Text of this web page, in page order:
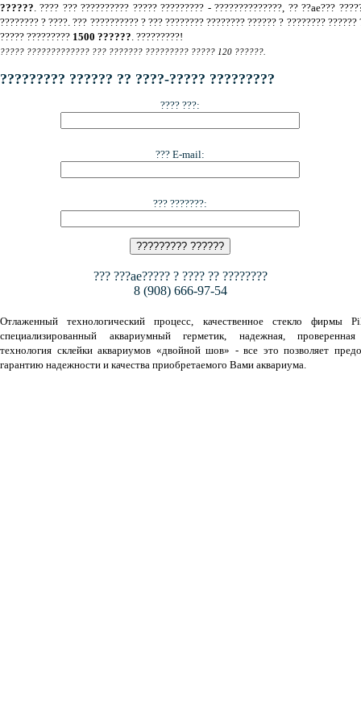
??????. ???? ??? ?????????? ????? ????????? - ??????????????, ?? ??ae???
???????? ? ????. ??? ?????????? ? ??? ???????? ???????? ?????? ? ???????? ??????
????? ????????? 1500 ??????. ?????????!
????? ????????????? ??? ??????? ????????? ????? 120 ??????.
????????? ?????? ?? ????-????? ?????????
???? ???:
??? E-mail:
??? ???????:
??? ???ae????? ? ???? ?? ????????
8 (908) 666-97-54
Отлаженный технологический процесс, качественное стекло фирмы
специализированный аквариумный герметик, надежная,
технология склейки аквариумов «двойной шов» - все это позволяет
гарантию надежности и качества приобретаемого Вами аквариума.